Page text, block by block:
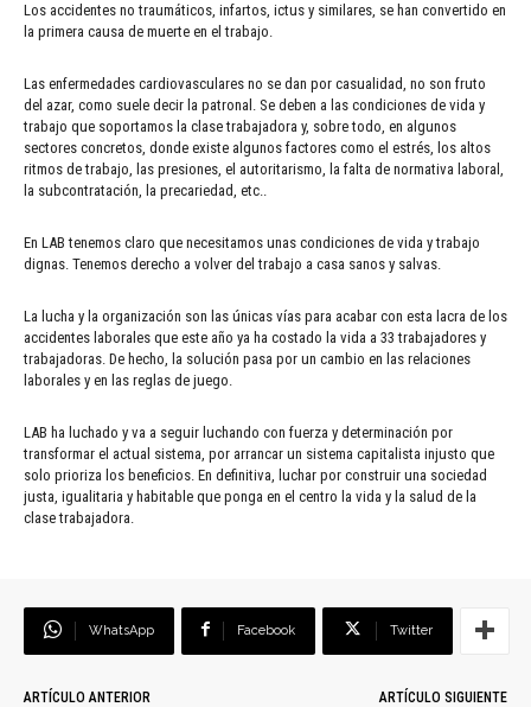
Los accidentes no traumáticos, infartos, ictus y similares, se han convertido en
la primera causa de muerte en el trabajo.
Las enfermedades cardiovasculares no se dan por casualidad, no son fruto
del azar, como suele decir la patronal. Se deben a las condiciones de vida y
trabajo que soportamos la clase trabajadora y, sobre todo, en algunos
sectores concretos, donde existe algunos factores como el estrés, los altos
ritmos de trabajo, las presiones, el autoritarismo, la falta de normativa laboral,
la subcontratación, la precariedad, etc..
En LAB tenemos claro que necesitamos unas condiciones de vida y trabajo
dignas. Tenemos derecho a volver del trabajo a casa sanos y salvas.
La lucha y la organización son las únicas vías para acabar con esta lacra de los
accidentes laborales que este año ya ha costado la vida a 33 trabajadores y
trabajadoras. De hecho, la solución pasa por un cambio en las relaciones
laborales y en las reglas de juego.
LAB ha luchado y va a seguir luchando con fuerza y determinación por
transformar el actual sistema, por arrancar un sistema capitalista injusto que
solo prioriza los beneficios. En definitiva, luchar por construir una sociedad
justa, igualitaria y habitable que ponga en el centro la vida y la salud de la
clase trabajadora.
WhatsApp Facebook Twitter
ARTÍCULO ANTERIOR
ARTÍCULO SIGUIENTE